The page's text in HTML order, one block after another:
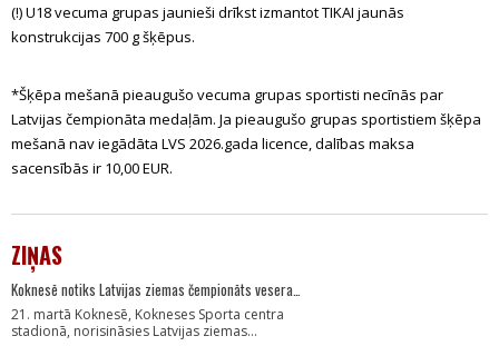
(!) U18 vecuma grupas jaunieši drīkst izmantot TIKAI jaunās
konstrukcijas 700 g šķēpus.
*Šķēpa mešanā pieaugušo vecuma grupas sportisti necīnās par
Latvijas čempionāta medaļām. Ja pieaugušo grupas sportistiem šķēpa
mešanā nav iegādāta LVS 2026.gada licence, dalības maksa
sacensībās ir 10,00 EUR.
ZIŅAS
Koknesē notiks Latvijas ziemas čempionāts vesera…
21. martā Koknesē, Kokneses Sporta centra
stadionā, norisināsies Latvijas ziemas…